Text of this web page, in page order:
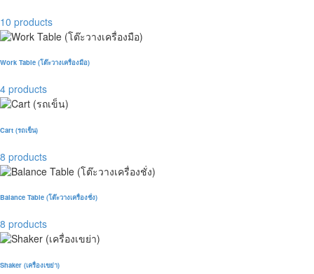
10 products
Work Table (โต๊ะวางเครื่องมือ)
4 products
Cart (รถเข็น)
8 products
Balance Table (โต๊ะวางเครื่องชั่ง)
8 products
Shaker (เครื่องเขย่า)